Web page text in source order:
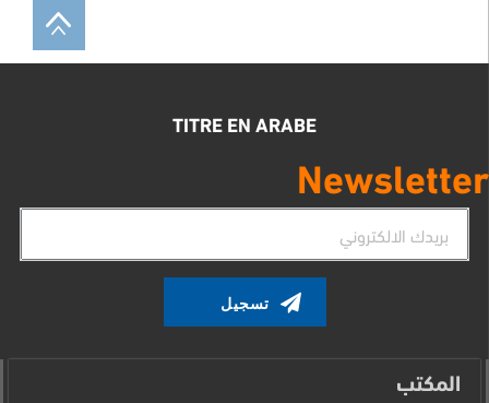
TITRE EN ARABE
Newsletter
الإلكتروني
المكتب